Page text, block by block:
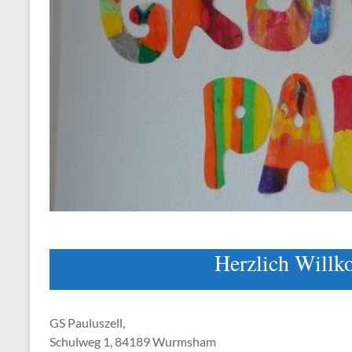
Herzlich
GS Pauluszell,
Schulweg 1, 84189 Wurmsham